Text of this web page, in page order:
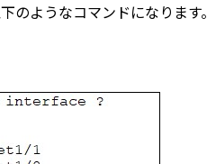
のようなコマンドになります。